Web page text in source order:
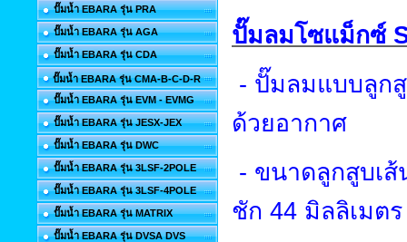
ปั๊มน้ำ EBARA รุ่น PRA
ปั๊มน้ำ EBARA รุ่น AGA
ปั๊มน้ำ EBARA รุ่น CDA
ปั๊มน้ำ EBARA รุ่น CMA-B-C-D-R
ปั๊มน้ำ EBARA รุ่น EVM - EVMG
ปั๊มน้ำ EBARA รุ่น JESX-JEX
ปั๊มน้ำ EBARA รุ่น DWC
ปั๊มน้ำ EBARA รุ่น 3LSF-2POLE
ปั๊มน้ำ EBARA รุ่น 3LSF-4POLE
ปั๊มน้ำ EBARA รุ่น MATRIX
ปั๊มน้ำ EBARA รุ่น DVSA DVS
ปั๊มลมโซแม็กซ์
- ปั๊มลมแบบลูก
ด้วยอากาศ
- ขนาดลูกสูบเ
ชัก 44 มิลลิเมตร